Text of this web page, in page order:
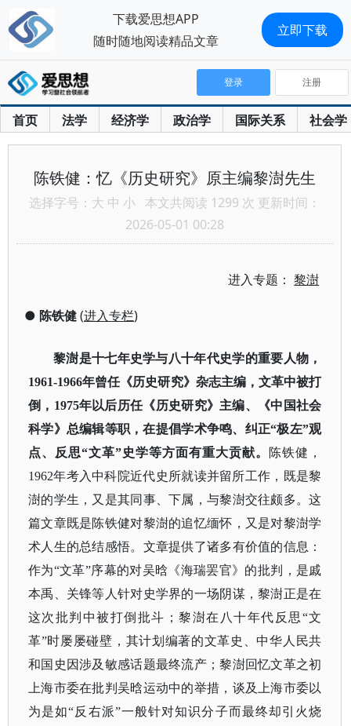
首页 法学 经济学 政治学 国际关系 社会学
登录 注册
陈铁健：忆《历史研究》原主编黎澍先生
选择字号： 大 中 小 本文共阅读 1299 次 更新时间：
2026-05-01 00:28
进入专题：黎澍
● 陈铁健(进入专栏)
黎澍是十七年史学与八十年代史学的重要人物，
1961-1966年曾任《历史研究》杂志主编，文革中被打
倒，1975年以后历任《历史研究》主编、《中国社会
科学》总编辑等职，在提倡学术争鸣、纠正“极左”观
点、反思“文革”史学等方面有重大贡献。
陈铁健，
1962年考入中科院近代史所就读并留所工作，既是黎
澍的学生，又是其同事、下属，与黎澍交往颇多。这
篇文章既是陈铁健对黎澍的追忆缅怀，又是对黎澍学
术人生的总结感悟。文章提供了诸多有价值的信息：
作为“文革”序幕的对吴晗《海瑞罢官》的批判，是戚
本禹、关锋等人针对史学界的一场阴谋，黎澍正是在
这次批判中被打倒批斗；黎澍在八十年代反思“文
革”时屡屡碰壁，其计划编著的文革史、中华人民共
和国史因涉及敏感话题最终流产；黎澍回忆文革之初
上海市委在批判吴晗运动中的举措，谈及上海市委以
为是如“反右派”一般针对知识分子而最终却引火烧
下载爱思想APP
随时随地阅读精品文章
立即下载